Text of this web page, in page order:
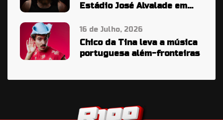
Estádio José Alvalade em
16 de Julho, 2026
Chico da Tina leva a música
portuguesa além-fronteiras